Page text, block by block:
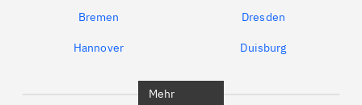
Bremen Dresden
Hannover Duisburg
Mehr